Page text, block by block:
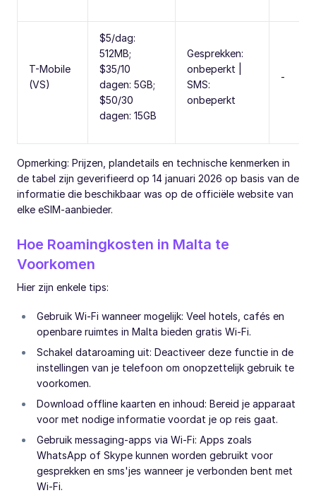
T-Mobile
(VS)
$5/dag:
512MB;
$35/10
dagen: 5GB;
$50/30
dagen: 15GB
Gesprekken:
onbeperkt |
SMS:
onbeperkt
-
Opmerking: Prijzen, plandetails en technische kenmerken in
de tabel zijn geverifieerd op 14 januari 2026 op basis van de
informatie die beschikbaar was op de officiële website van
elke eSIM-aanbieder.
Hoe Roamingkosten in Malta te
Voorkomen
Hier zijn enkele tips:
Gebruik Wi-Fi wanneer mogelijk: Veel hotels, cafés en
openbare ruimtes in Malta bieden gratis Wi-Fi.
Schakel dataroaming uit: Deactiveer deze functie in de
instellingen van je telefoon om onopzettelijk gebruik te
voorkomen.
Download offline kaarten en inhoud: Bereid je apparaat
voor met nodige informatie voordat je op reis gaat.
Gebruik messaging-apps via Wi-Fi: Apps zoals
WhatsApp of Skype kunnen worden gebruikt voor
gesprekken en sms'jes wanneer je verbonden bent met
Wi-Fi.